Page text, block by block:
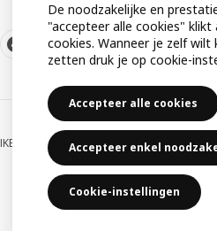
IKEA BELGIUM NV, Weiveldlaan 19, 1930
De noodzakelijke en
"accepteer alle cookies"
cookies. Wanneer je zelf
zetten druk je op cookie-
Accepteer alle cookies
Accepteer enkel
Cookie-instellingen